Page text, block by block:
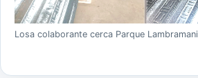
Losa colaborante cerca Parque Lambramani